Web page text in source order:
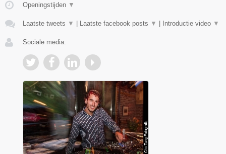
Openingstijden ▼
Laatste tweets ▼ | Laatste facebook posts ▼ | Introductie video ▼
Sociale media: